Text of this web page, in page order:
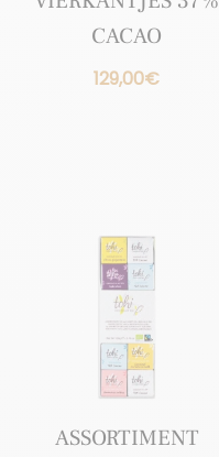
CACAO
129,00€
ASSORTIMENT